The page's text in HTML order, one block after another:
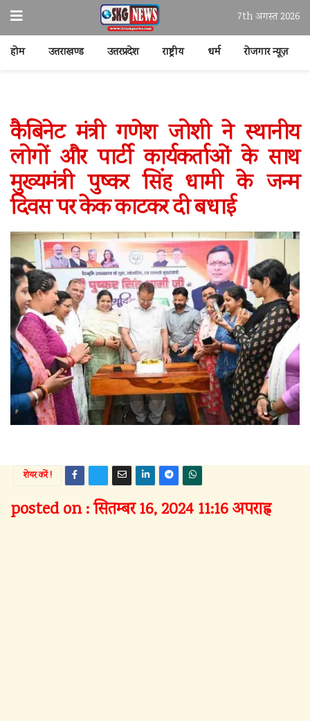
7th अगस्त 2026
होम उत्तराखण्ड उत्तरप्रदेश राष्ट्रीय धर्म रोजगार न्यूज़
कैबिनेट मंत्री गणेश जोशी ने स्थानीय
लोगों और पार्टी कार्यकर्ताओं के साथ
मुख्यमंत्री पुष्कर सिंह धामी के जन्म
दिवस पर केक काटकर दी बधाई
शेयर करें !
posted on : सितम्बर 16, 2024 11:16 अपराह्न